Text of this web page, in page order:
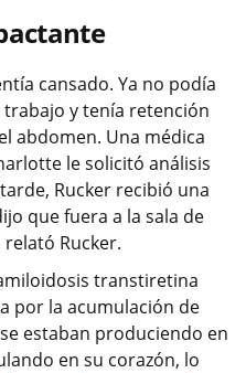
cansado. Ya no podía
y tenía retención
abdomen. Una médica
le solicitó análisis
Rucker recibió una
que fuera a la sala de
Rucker.
transtiretina
por la acumulación de
estaban produciendo en
en su corazón, lo